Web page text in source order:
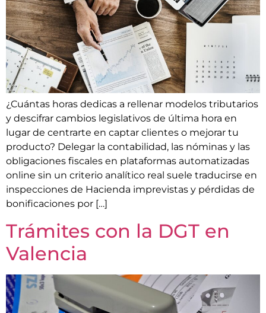
¿Cuántas horas dedicas a rellenar modelos tributarios
y descifrar cambios legislativos de última hora en
lugar de centrarte en captar clientes o mejorar tu
producto? Delegar la contabilidad, las nóminas y las
obligaciones fiscales en plataformas automatizadas
online sin un criterio analítico real suele traducirse en
inspecciones de Hacienda imprevistas y pérdidas de
bonificaciones por […]
Trámites con la DGT en
Valencia